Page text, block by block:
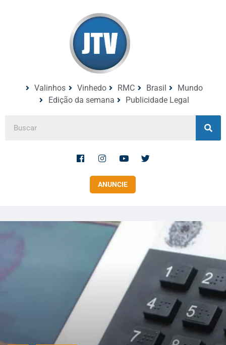
Valinhos Vinhedo RMC Brasil
Mundo
Edição da semana
Publicidade Legal
ANUNCIE